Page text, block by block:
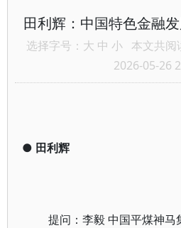
田利辉：中国特色金融
选择字号： 大 中 小 本文共阅
2026-05-26
● 田利辉
提问：李毅 中国平煤神马